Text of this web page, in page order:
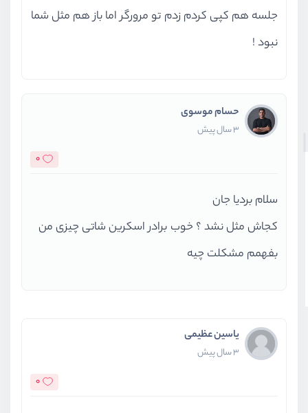
جلسه هم کپی کردم زدم تو مرورگر اما باز هم مثل شما
نبود !
حسام موسوی
3 سال پیش
0
سلام بردیا جان
کجاش مثل نشد ؟ خوب برادر اسکرین شاتی چیزی من
بفهمم مشکلت چیه
یاسین عظیمی
3 سال پیش
0